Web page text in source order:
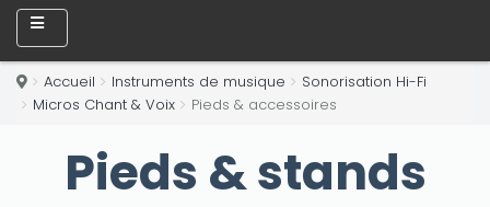
Accueil Instruments de musique
Sonorisation Hi-Fi
Micros Chant & Voix
Pieds & accessoires
Pieds & stands